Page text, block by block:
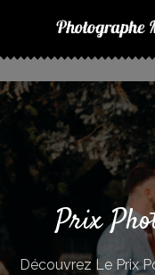
Prix
Découvrez Le Prix